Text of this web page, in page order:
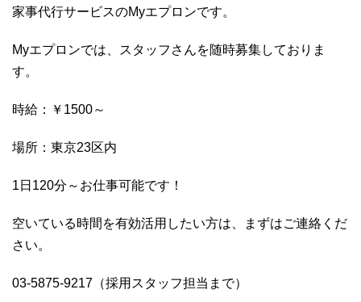
家事代行サービスのMyエプロンです。
Myエプロンでは、スタッフさんを随時募集しておりま
す。
時給：￥1500～
場所：東京23区内
1日120分～お仕事可能です！
空いている時間を有効活用したい方は、まずはご連絡くだ
さい。
03-5875-9217（採用スタッフ担当まで）